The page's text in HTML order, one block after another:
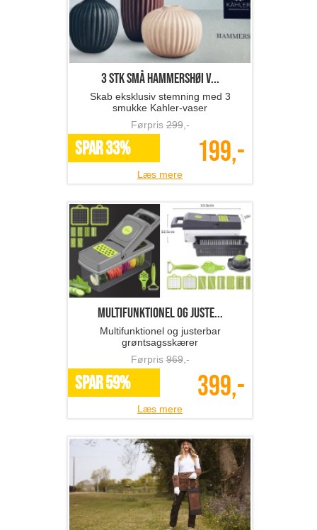
3 stk små Hammershøi v...
Skab eksklusiv stemning med 3
smukke Kahler-vaser
Førpris299,-
SPAR 33% 199,-
Læs mere
Multifunktionel og juste...
Multifunktionel og justerbar
grøntsagsskærer
Førpris969,-
SPAR 59% 399,-
Læs mere